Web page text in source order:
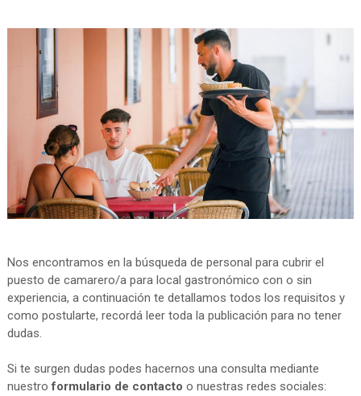
Nos encontramos en la búsqueda de personal para cubrir el
puesto de camarero/a para local gastronómico con o sin
experiencia, a continuación te detallamos todos los requisitos y
como postularte, recordá leer toda la publicación para no tener
dudas.
Si te surgen dudas podes hacernos una consulta mediante
nuestroformulario de contacto o nuestras redes sociales: